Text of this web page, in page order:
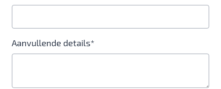
Aanvullende details*